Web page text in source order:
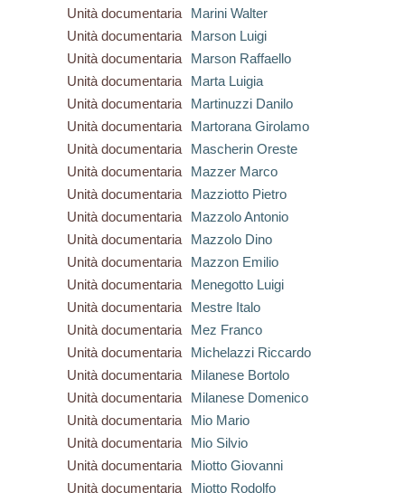
Unità documentaria
Marini Walter
Unità documentaria
Marson Luigi
Unità documentaria
Marson Raffaello
Unità documentaria
Marta Luigia
Unità documentaria
Martinuzzi Danilo
Unità documentaria
Martorana Girolamo
Unità documentaria
Mascherin Oreste
Unità documentaria
Mazzer Marco
Unità documentaria
Mazziotto Pietro
Unità documentaria
Mazzolo Antonio
Unità documentaria
Mazzolo Dino
Unità documentaria
Mazzon Emilio
Unità documentaria
Menegotto Luigi
Unità documentaria
Mestre Italo
Unità documentaria
Mez Franco
Unità documentaria
Michelazzi Riccardo
Unità documentaria
Milanese Bortolo
Unità documentaria
Milanese Domenico
Unità documentaria
Mio Mario
Unità documentaria
Mio Silvio
Unità documentaria
Miotto Giovanni
Unità documentaria
Miotto Rodolfo